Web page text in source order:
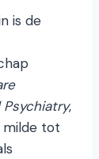
is de
,
milde tot